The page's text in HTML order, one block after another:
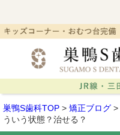
巣鴨S歯科TOP > 矯正ブログ >
ういう状態？治せる？